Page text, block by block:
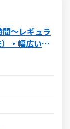
間～レギュラ
・幅広い年